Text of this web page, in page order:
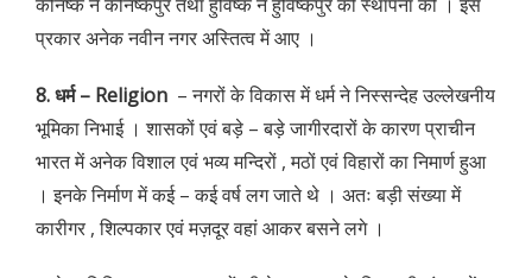
प्रकार अनेक नवीन नगर अस्तित्व में आए ।
8. धर्म – Religion – नगरों के विकास में धर्म ने निस्सन्देह उल्लेखनीय
भूमिका निभाई । शासकों एवं बड़े – बड़े जागीरदारों के कारण प्राचीन
भारत में अनेक विशाल एवं भव्य मन्दिरों , मठों एवं विहारों का निमार्ण हुआ
। इनके निर्माण में कई – कई वर्ष लग जाते थे । अतः बड़ी संख्या में
कारीगर , शिल्पकार एवं मज़दूर वहां आकर बसने लगे ।